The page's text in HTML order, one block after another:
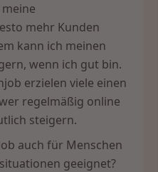
mehr Kunden
kann ich meinen
wenn ich gut bin.
erzielen viele einen
regelmäßig online
steigern.
auch für Menschen
geeignet?